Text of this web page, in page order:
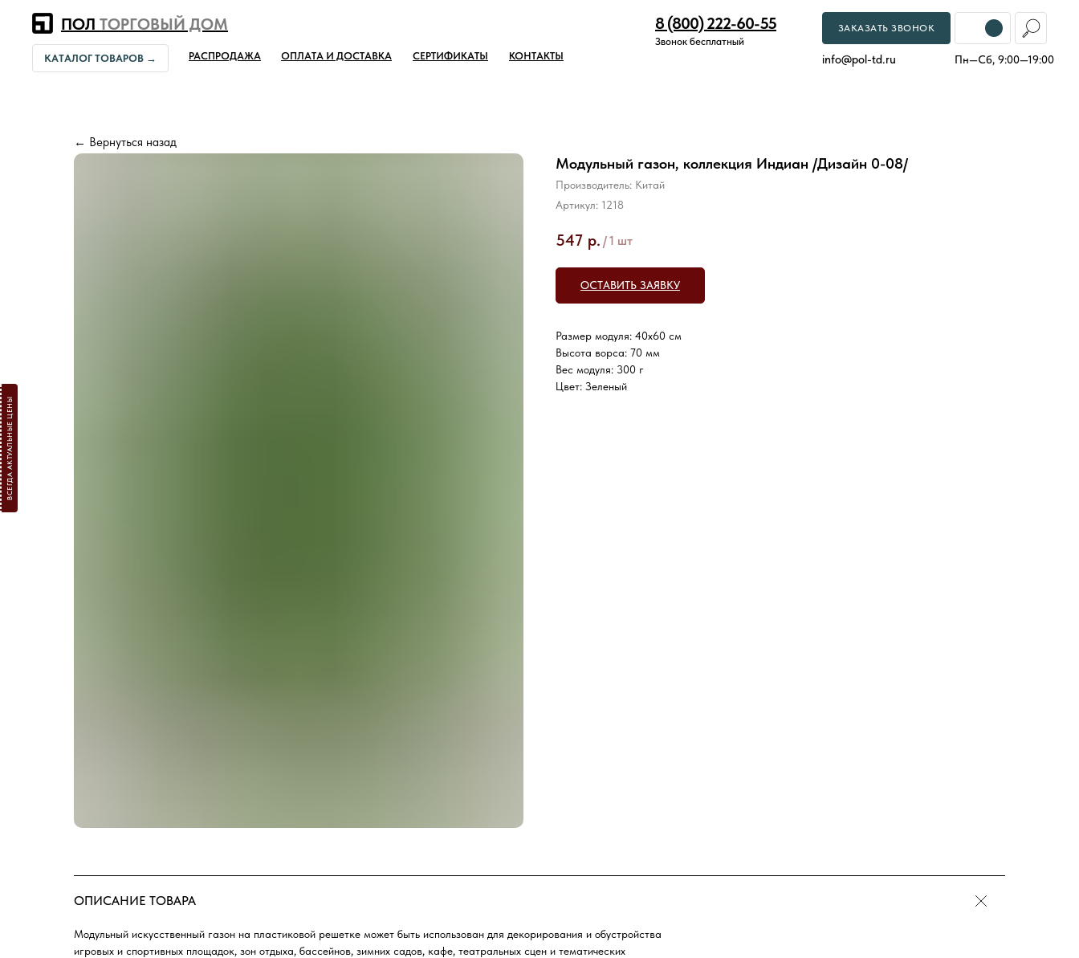
ВСЕГДА АКТУАЛЬНЫЕ ЦЕНЫ
ПОЛ ТОРГОВЫЙ ДОМ ЗАКАЗАТЬ ЗВОНОК
8 (800) 222-60-55
Пн—Сб, 9:00—19:00
РАСПРОДАЖА
КАТАЛОГ ТОВАРОВ → ОПЛАТА И ДОСТАВКА СЕРТИФИКАТЫ КОНТАКТЫ info@pol-td.ru
Звонок бесплатный
← Вернуться назад
Модульный газон, коллекция Индиан /Дизайн 0-08/
Производитель: Китай
Артикул: 1218
547 р. /1 шт
ОСТАВИТЬ ЗАЯВКУ
Размер модуля: 40х60 см
Высота ворса: 70 мм
Вес модуля: 300 г
Цвет: Зеленый
ОПИСАНИЕ ТОВАРА
Модульный искусственный газон на пластиковой решетке может быть использован для декорирования и обустройства
игровых и спортивных площадок, зон отдыха, бассейнов, зимних садов, кафе, театральных сцен и тематических